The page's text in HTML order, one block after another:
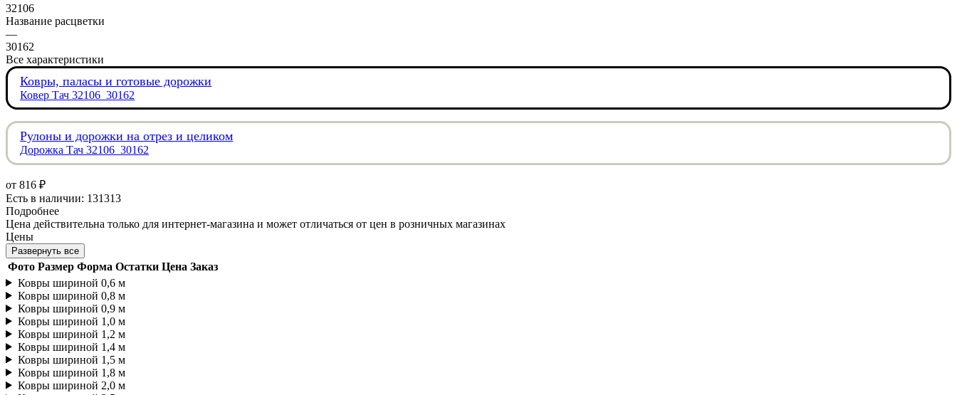
32106
Название расцветки
—
30162
Все характеристики
Ковры, паласы и готовые дорожки
Ковер Тач 32106_30162
Рулоны и дорожки на отрез и целиком
Дорожка Тач 32106_30162
от 816 ₽
Есть в наличии: 131313
Подробнее
Цена действительна только для интернет-магазина и может отличаться от цен в розничных магазинах
Цены
Развернуть все
Фото Размер Форма Остатки Цена Заказ
Ковры шириной 0,6 м
Ковры шириной 0,8 м
Ковры шириной 0,9 м
Ковры шириной 1,0 м
Ковры шириной 1,2 м
Ковры шириной 1,4 м
Ковры шириной 1,5 м
Ковры шириной 1,8 м
Ковры шириной 2,0 м